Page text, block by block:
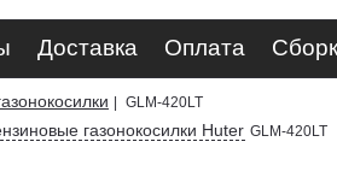
Доставка Оплата
GLM-420LT
газонокосилки Huter GLM-420LT